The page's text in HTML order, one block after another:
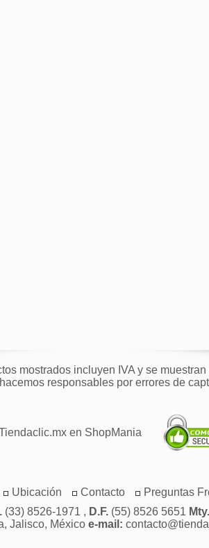
mostrados incluyen IVA y se
responsables por errores de
Ubicación Contacto Preguntas
(33) 8526-1971 , D.F.(55) 8526 5651 Mty.
Jalisco, México e-mail: